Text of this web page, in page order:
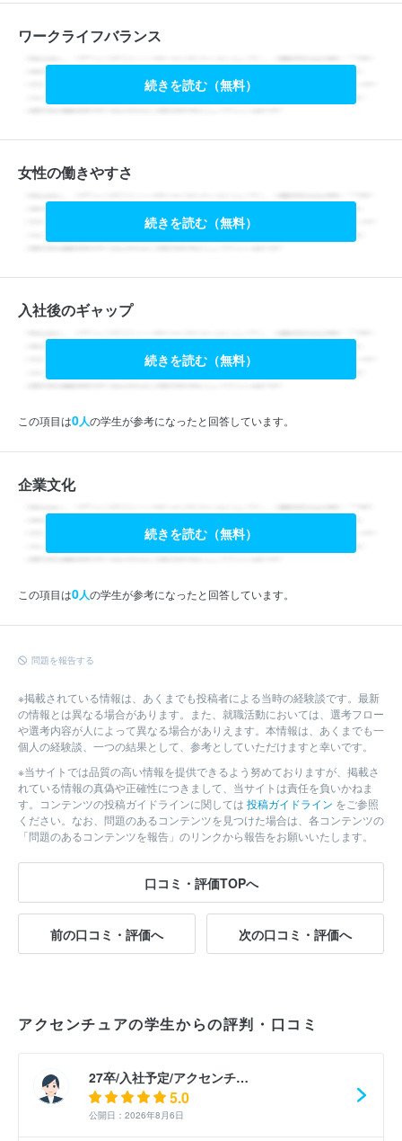
ワークライフバランス
続きを読む（無料）
女性の働きやすさ
続きを読む（無料）
入社後のギャップ
続きを読む（無料）
この項目は0人の学生が参考になったと回答しています。
企業文化
続きを読む（無料）
この項目は0人の学生が参考になったと回答しています。
問題を報告する
※掲載されている情報は、あくまでも投稿者による当時の経験談です。最新
の情報とは異なる場合があります。また、就職活動においては、選考フロー
や選考内容が人によって異なる場合がありえます。本情報は、あくまでも一
個人の経験談、一つの結果として、参考としていただけますと幸いです。
※当サイトでは品質の高い情報を提供できるよう努めておりますが、掲載さ
れている情報の真偽や正確性につきまして、当サイトは責任を負いかねま
す。コンテンツの投稿ガイドラインに関しては 投稿ガイドライン をご参照
ください。なお、問題のあるコンテンツを見つけた場合は、各コンテンツの
「問題のあるコンテンツを報告」のリンクから報告をお願いいたします。
口コミ・評価TOPへ
前の口コミ・評価へ 次の口コミ・評価へ
アクセンチュアの学生からの評判・口コミ
27卒/入社予定/アクセンチ…
5.0
公開日：2026年8月6日